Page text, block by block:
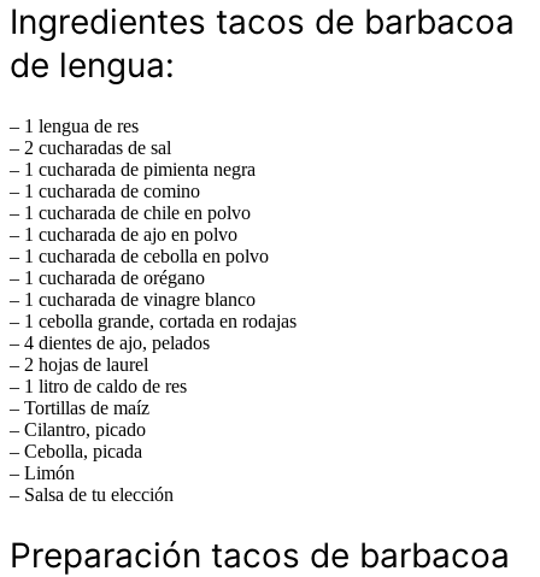
Ingredientes tacos de barbacoa
de lengua:
– 1 lengua de res
– 2 cucharadas de sal
– 1 cucharada de pimienta negra
– 1 cucharada de comino
– 1 cucharada de chile en polvo
– 1 cucharada de ajo en polvo
– 1 cucharada de cebolla en polvo
– 1 cucharada de orégano
– 1 cucharada de vinagre blanco
– 1 cebolla grande, cortada en rodajas
– 4 dientes de ajo, pelados
– 2 hojas de laurel
– 1 litro de caldo de res
– Tortillas de maíz
– Cilantro, picado
– Cebolla, picada
– Limón
– Salsa de tu elección
Preparación tacos de barbacoa